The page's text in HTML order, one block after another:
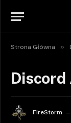
Strona Główna »
Discord
FireStorm